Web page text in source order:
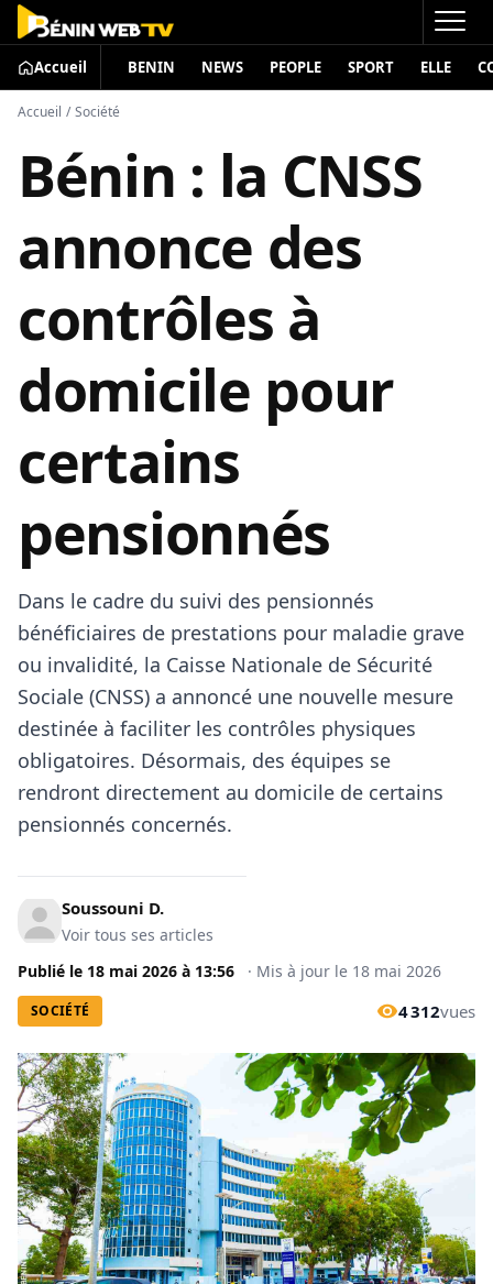
Accueil BENIN NEWS PEOPLE SPORT ELLE
Accueil / Société
Bénin : la CNSS
annonce des
contrôles à
domicile pour
certains
pensionnés
Dans le cadre du suivi des pensionnés
bénéficiaires de prestations pour maladie grave
ou invalidité, la Caisse Nationale de Sécurité
Sociale (CNSS) a annoncé une nouvelle mesure
destinée à faciliter les contrôles physiques
obligatoires. Désormais, des équipes se
rendront directement au domicile de certains
pensionnés concernés.
Soussouni D.
Voir tous ses articles
Publié le 18 mai 2026 à 13:56 · Mis à jour le 18 mai 2026
SOCIÉTÉ 4 312vues